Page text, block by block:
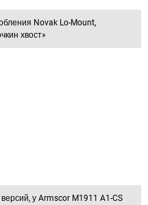
Novak Lo-Mount,
хвост»
у Armscor M1911 A1-CS